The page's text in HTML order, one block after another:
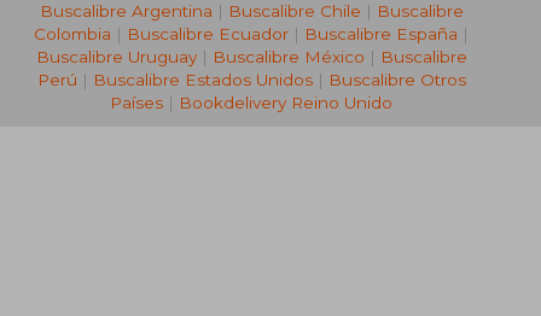
Buscalibre Argentina | Buscalibre Chile | Buscalibre
Colombia | Buscalibre Ecuador | Buscalibre España |
Buscalibre Uruguay| Buscalibre México | Buscalibre
Perú | Buscalibre Estados Unidos| Buscalibre Otros
Países | Bookdelivery Reino Unido